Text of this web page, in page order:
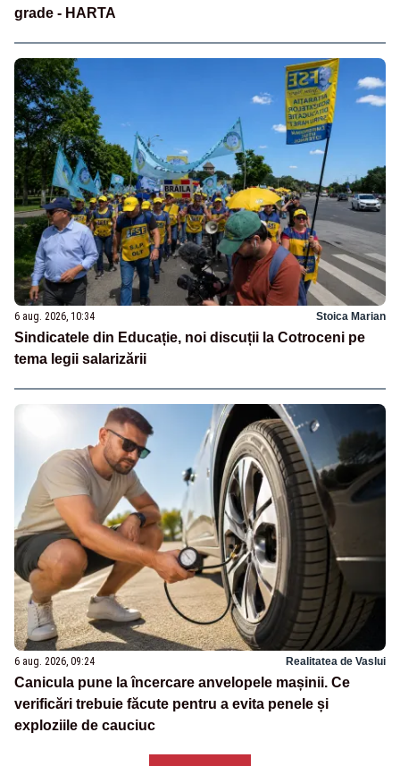
grade - HARTA
6 aug. 2026, 10:34 Stoica Marian
Sindicatele din Educație, noi discuții la Cotroceni pe
tema legii salarizării
6 aug. 2026, 09:24 Realitatea de Vaslui
Canicula pune la încercare anvelopele mașinii. Ce
verificări trebuie făcute pentru a evita penele și
exploziile de cauciuc